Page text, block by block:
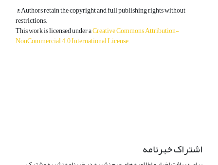
© Authors retain the copyright and full publishing rights without
restrictions.
This work is licensed under aCreative Commons Attribution-
NonCommercial 4.0 International License.
اشتراک خبرنامه